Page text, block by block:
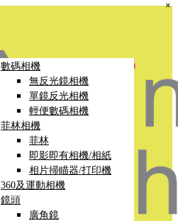
數碼相機
無反光鏡相機
單鏡反光相機
輕便數碼相機
菲林相機
菲林
即影即有相機/相紙
相片掃瞄器/打印機
360及運動相機
鏡頭
廣角鏡
×